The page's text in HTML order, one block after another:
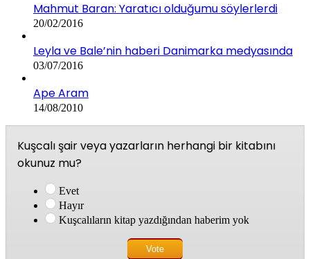
Mahmut Baran: Yaratıcı olduğumu söylerlerdi
20/02/2016
Leyla ve Bale’nin haberi Danimarka medyasında
03/07/2016
Ape Aram
14/08/2010
Kuşcalı şair veya yazarların herhangi bir kitabını
okunuz mu?
Evet
Hayır
Kuşcalıların kitap yazdığından haberim yok